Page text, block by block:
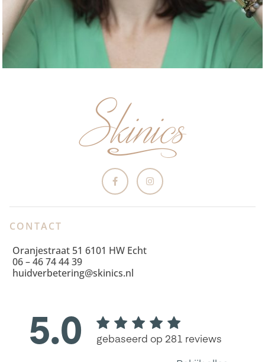
CONTACT
Oranjestraat 51 6101 HW Echt
06 – 46 74 44 39
huidverbetering@skinics.nl